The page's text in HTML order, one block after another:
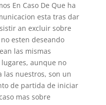
En Caso De Que ha
esta tras dar
an excluir sobre
esten deseando
las mismas
lugares, aunque no
las nuestros, son un
de partida de iniciar
mas sobre